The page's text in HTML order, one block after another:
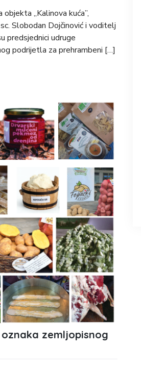
„Kalinova kuća”,
Slobodan Dojčinović i voditelj
predsjednici udruge
podrijetla za prehrambeni […]
zemljopisnog